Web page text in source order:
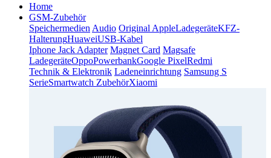
Home
GSM-Zubehör
Speichermedien Audio Original AppleLadegeräteKFZ-
HalterungHuaweiUSB-Kabel
Iphone Jack Adapter Magnet Card Magsafe
LadegeräteOppoPowerbankGoogle PixelRedmi
Technik & Elektronik Ladeneinrichtung Samsung S
SerieSmartwatch ZubehörXiaomi